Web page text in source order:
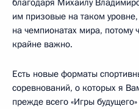
благодаря Михаилу
им призовые на таком
на чемпионатах мира, потому
крайне важно.
Есть новые форматы
соревнований, о которых я
прежде всего «Игры